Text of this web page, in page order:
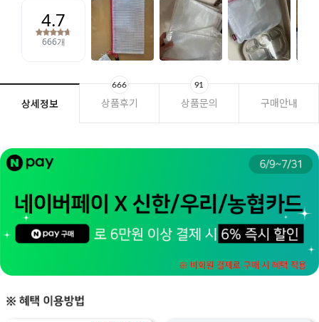
상세정보 상품후기
666
상품문의
91
구매안내